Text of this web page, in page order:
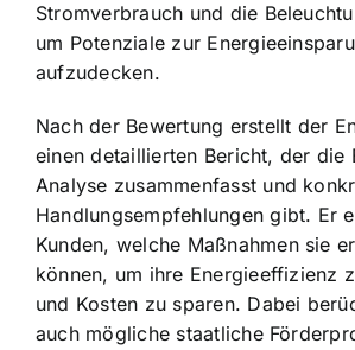
Stromverbrauch und die
um Potenziale zur
aufzudecken.
Nach der Bewertung erstellt der
einen detaillierten Bericht, der die
Analyse zusammenfasst und
Handlungsempfehlungen gibt. Er
Kunden, welche Maßnahmen sie
können, um ihre Energieeffizienz
und Kosten zu sparen. Dabei
auch mögliche staatliche